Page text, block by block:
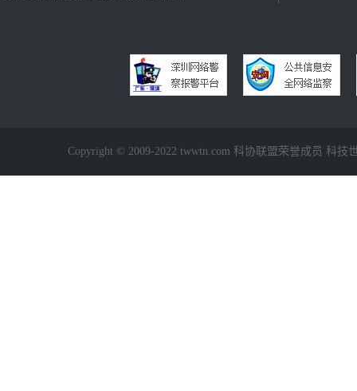
Copyright © 2009-2022 twwtn.com 科协联盟荣誉成员 科